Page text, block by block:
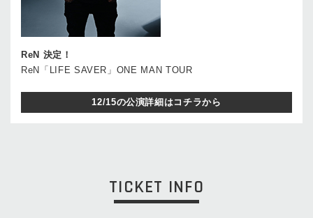
ReN 決定！
ReN「LIFE SAVER」ONE MAN TOUR
12/15の公演詳細はコチラから
TICKET INFO